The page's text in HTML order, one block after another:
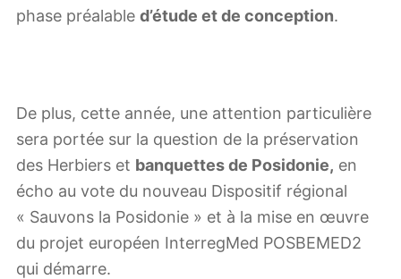
phase préalable d’étude et de conception.
De plus, cette année, une attention particulière
sera portée sur la question de la préservation
des Herbiers et banquettes de Posidonie, en
écho au vote du nouveau Dispositif régional
« Sauvons la Posidonie » et à la mise en œuvre
du projet européen InterregMed POSBEMED2
qui démarre.